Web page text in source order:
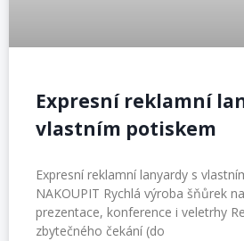
Expresní reklamní
vlastním potiskem
Expresní reklamní lanyardy s
NAKOUPIT Rychlá výroba šňůrek
prezentace, konference i veletrhy
zbytečného čekání (do